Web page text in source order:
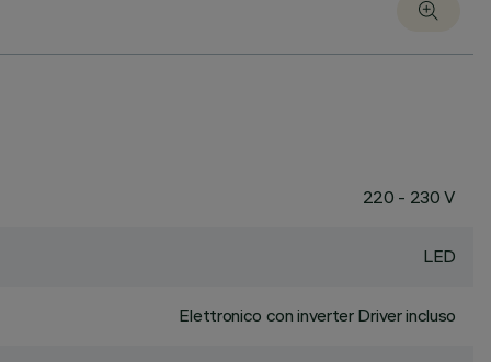
220 - 230 V
LED
Elettronico con inverter Driver incluso